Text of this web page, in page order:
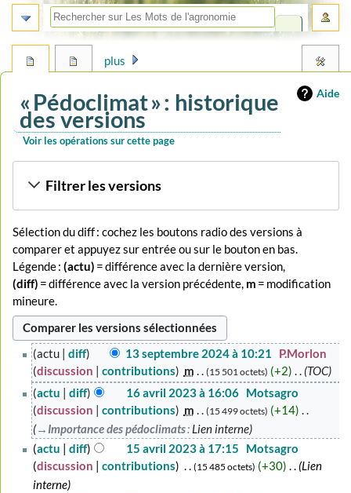
Aide
« Pédoclimat » : historique
des versions
Voir les opérations sur cette page
Filtrer les versions
Sélection du diff : cochez les boutons radio des versions à
comparer et appuyez sur entrée ou sur le bouton en bas.
Légende :(actu) = différence avec la dernière version,
(diff) = différence avec la version précédente, m = modification
mineure.
13
septembre
2024
actu diff 13 septembre 2024 à 10:21
P.Morlon
discussion
contributions m 15 501 octets +2 TOC
16
avril
2023
actu diff 16 avril 2023 à 16:06‎ Motsagro
discussion
contributions m 15 499 octets +14
→‎Importance des pédoclimats: Lien interne
15
avril
2023
actu diff 15 avril 2023 à 17:15
Motsagro
discussion
contributions 15 485 octets +30
Lien
interne
plus